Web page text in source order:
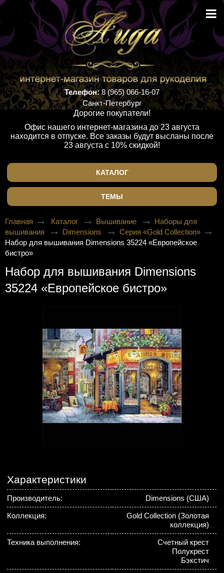
Телефон:8 (965) 066-16-07
Санкт-Петербург
Дорогие покупатели!
Офис нашего интернет-магазина до 23 августа
находится в отпуске. Все заказы будут высланы после
23 августа с 10% скидкой!
КАТАЛОГ
ТЕМЫ
Главная Каталог Вышивание
Наборы для
вышивания
Dimensions
Серия «Gold Collection»
Набор для вышивания Dimensions 35224 «Европейское
бистро»
Набор для вышивания Dimensions
35224 «Европейское бистро»
Характеристики
Производитель: Dimensions (США)
Коллекция:
Gold Collection (Золотая
коллекция)
Техника выполнения:
Счетный крест
Полукрест
Бэкстич